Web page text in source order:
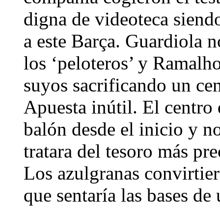
digna de videoteca
a este Barça. Guardiola
los ‘peloteros’ y
suyos sacrificando un
Apuesta inútil. El centro
balón desde el inicio y
tratara del tesoro más
Los azulgranas
que sentaría las bases